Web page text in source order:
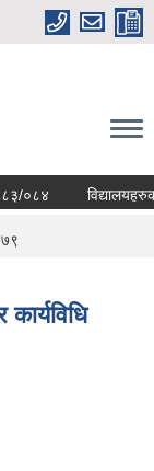
०८४